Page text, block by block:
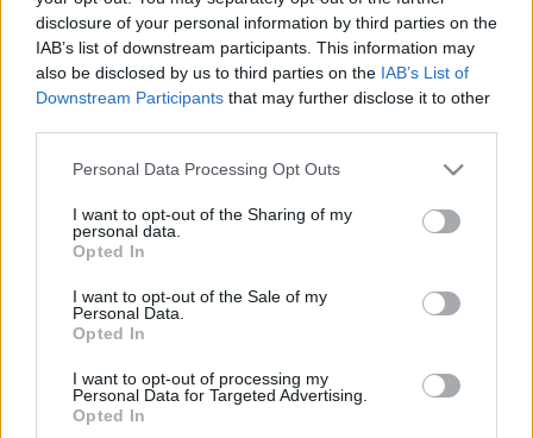
disclosure of your personal information by third parties on the
IAB’s list of downstream participants. This information may
also be disclosed by us to third parties on the IAB’s List of
Downstream Participants that may further disclose it to other
Please note that this website/app uses one or more Google
not limited to your visit or usage behaviour. You may click to
grant or deny consent to Google and its third-party tags to
use your data for below specified purposes in below Google
consent section.
Personal Data Processing Opt Outs
I want to opt-out of the Sharing of my
personal data.
Opted In
I want to opt-out of the Sale of my
Personal Data.
Opted In
I want to opt-out of processing my
Personal Data for Targeted Advertising.
Opted In
Moreno (Trigueros) – Gerard Moreno, Paco Alcácer (Dia).
Estos jugadores son baja: Coquelin (tendón de Aquiles),
Danjuma (tobillo), Rubén Peña (clavícula).
Posibles modificaciones: Emery podría introducir algunas
ser titulares.
¡A pujar! Los triunfadores de la jornada 17
fueron algunos de los triunfadores
de los partidos del viernes y